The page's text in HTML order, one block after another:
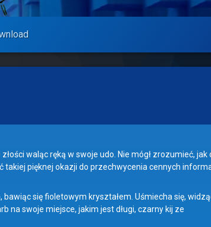
waląc ręką w swoje udo. Nie mógł zrozumieć, jak
takiej pięknej okazji do przechwycenia cennych
się fioletowym kryształem. Uśmiecha się,
na swoje miejsce, jakim jest długi, czarny kij ze